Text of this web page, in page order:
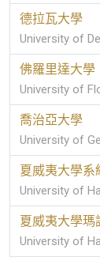
德拉瓦大學
University of
佛羅里達大學
University of
喬治亞大學
University of
夏威夷大學系
University of
夏威夷大學瑪
University of